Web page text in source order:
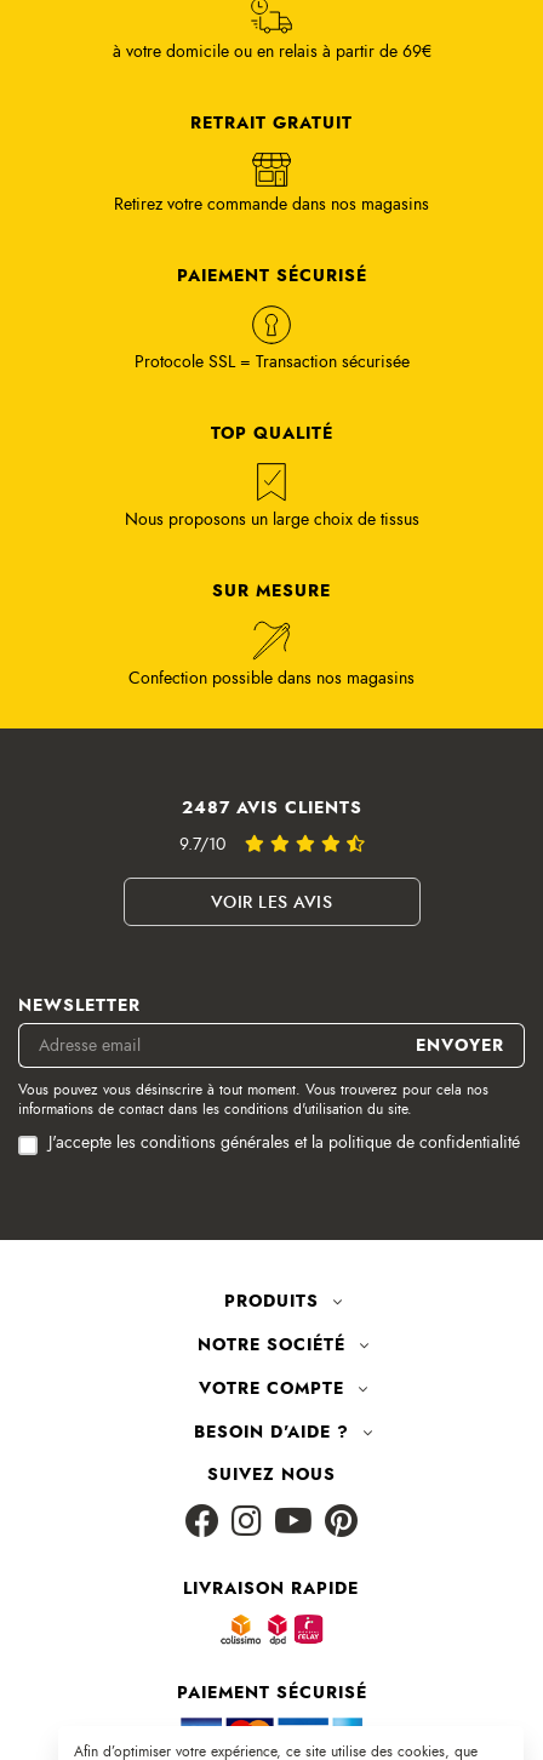
Afin d’optimiser votre expérience, ce site utilise des cookies, que
RETRAIT GRATUIT
Retirez votre commande dans nos magasins
PAIEMENT SÉCURISÉ
Protocole SSL = Transaction sécurisée
TOP QUALITÉ
Nous proposons un large choix de tissus
SUR MESURE
2487 AVIS CLIENTS
VOIR LES AVIS
NEWSLETTER
Vous pouvez vous désinscrire à tout moment. Vous trouverez pour cela nos
informations de contact dans les conditions d'utilisation du site.
J'accepte les conditions générales et la politique de confidentialité
VOTRE COMPTE
BESOIN D'AIDE ?
SUIVEZ NOUS
LIVRAISON RAPIDE
PAIEMENT SÉCURISÉ
Plan du site | CGV | Mentions légales